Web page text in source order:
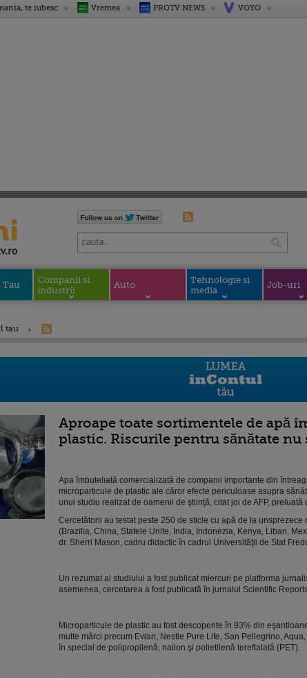
te iubesc Vremea PROTV NEWS VOYO
Tau
Companii si
industrii
Auto
Tehnologie si
media
Job-uri
tau
Aproape toate sortimentele de apă
plastic. Riscurile pentru sănătate
Apa îmbuteliată comercializată de companii importante din
microparticule de plastic ale căror efecte periculoase asupra
unui studiu realizat de oamenii de ştiinţă, citat joi de AFP, preluată
Cercetătorii au testat peste 250 de sticle cu apă de la unsprezece
(Brazilia, China, Statele Unite, India, Indonezia, Kenya, Liban,
dr. Sherri Mason, cadru didactic în cadrul Universităţii de Stat
Un rezumat al studiului a fost publicat miercuri pe platforma
asemenea, cercetarea a fost publicată în jurnalul Scientific
Microparticule de plastic au fost descoperite în 93% din
multe mărci precum Evian, Nestle Pure Life, San Pellegrino,
în special de polipropilenă, nailon şi polietilenă tereftalată (PET).